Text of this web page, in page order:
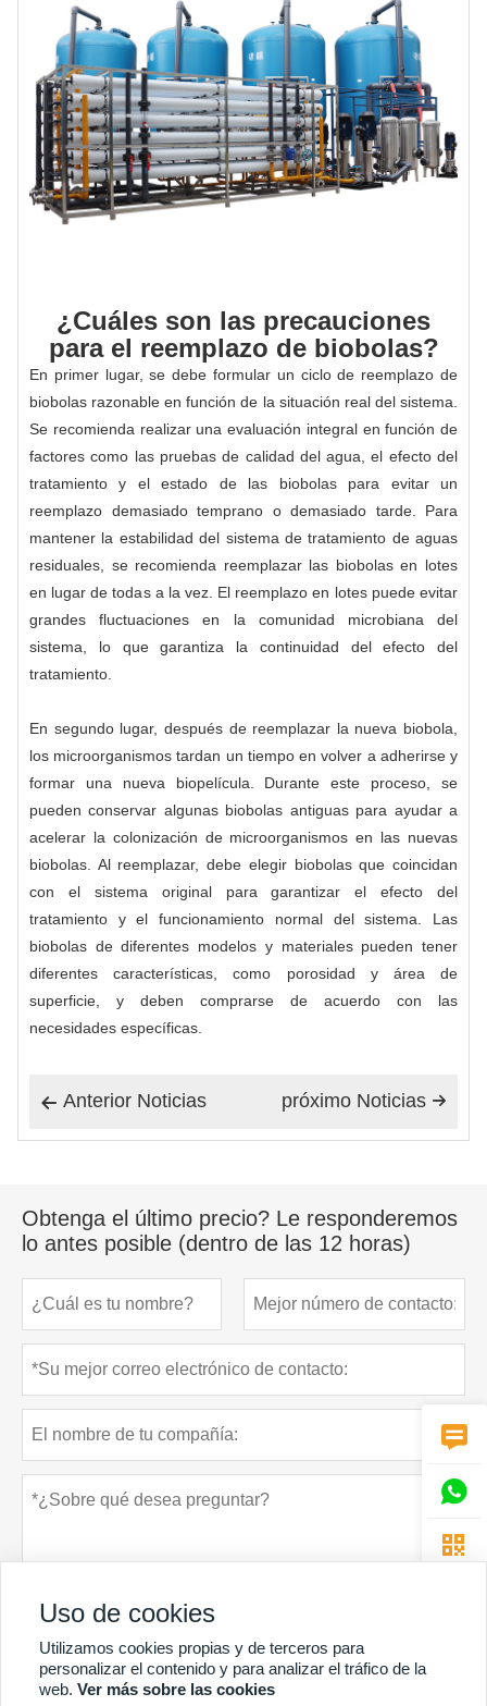
¿Cuáles son las precauciones
para el reemplazo de biobolas?
En primer lugar, se debe formular un ciclo de reemplazo de
biobolas razonable en función de la situación real del sistema.
Se recomienda realizar una evaluación integral en función de
factores como las pruebas de calidad del agua, el efecto del
tratamiento y el estado de las biobolas para evitar un
reemplazo demasiado temprano o demasiado tarde. Para
mantener la estabilidad del sistema de tratamiento de aguas
residuales, se recomienda reemplazar las biobolas en lotes
en lugar de todas a la vez. El reemplazo en lotes puede evitar
grandes fluctuaciones en la comunidad microbiana del
sistema, lo que garantiza la continuidad del efecto del
tratamiento.
En segundo lugar, después de reemplazar la nueva biobola,
los microorganismos tardan un tiempo en volver a adherirse y
formar una nueva biopelícula. Durante este proceso, se
pueden conservar algunas biobolas antiguas para ayudar a
acelerar la colonización de microorganismos en las nuevas
biobolas. Al reemplazar, debe elegir biobolas que coincidan
con el sistema original para garantizar el efecto del
tratamiento y el funcionamiento normal del sistema. Las
biobolas de diferentes modelos y materiales pueden tener
diferentes características, como porosidad y área de
superficie, y deben comprarse de acuerdo con las
necesidades específicas.
 Anterior Noticias 
próximo Noticias
Obtenga el último precio? Le responderemos
lo antes posible (dentro de las 12 horas)
presentar Política de privacidad



Uso de cookies
Utilizamos cookies propias y de terceros para
personalizar el contenido y para analizar el tráfico de la
web. Ver más sobre las cookies